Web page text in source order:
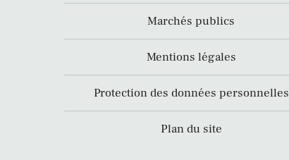
Marchés publics
Mentions légales
Protection des données personnelles
Plan du site